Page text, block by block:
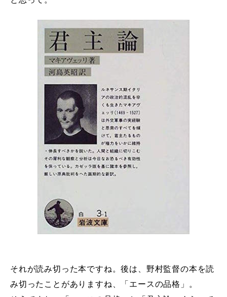
それが読み切った本ですね。後は、野村監督の本を読
み切ったことがありますね、「エースの品格」。